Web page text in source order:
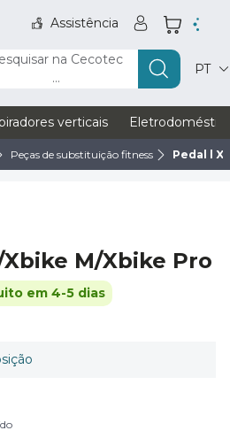
Assistência
na Cecotec
...
PT
verticais
Peças de substituição fitness Pedal l
M/Xbike Pro
em 4-5 dias